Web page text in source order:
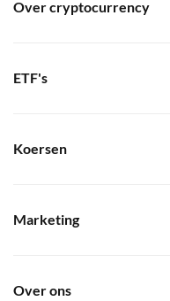
Over cryptocurrency
ETF's
Koersen
Marketing
Over ons